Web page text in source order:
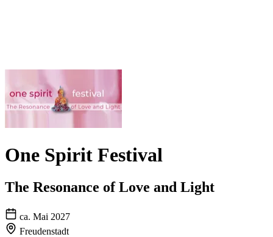
One Spirit Festival
The Resonance of Love and Light
ca. Mai 2027
Freudenstadt